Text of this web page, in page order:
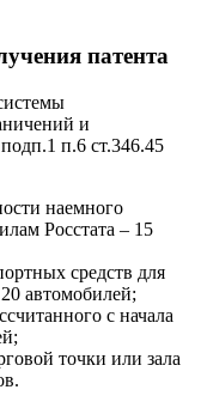
патента
и
п.6 ст.346.45
наемного
Росстата – 15
средств для
автомобилей;
с начала
точки или зала